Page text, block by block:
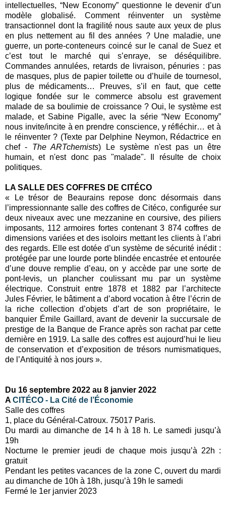
intellectuelles, “New Economy” questionne le devenir d’un
modèle globalisé. Comment réinventer un système
transactionnel dont la fragilité nous saute aux yeux de plus
en plus nettement au fil des années ? Une maladie, une
guerre, un porte-conteneurs coincé sur le canal de Suez et
c’est tout le marché qui s’enraye, se déséquilibre.
Commandes annulées, retards de livraison, pénuries : pas
de masques, plus de papier toilette ou d’huile de tournesol,
plus de médicaments… Preuves, s’il en faut, que cette
logique fondée sur le commerce absolu est gravement
malade de sa boulimie de croissance ? Oui, le système est
malade, et Sabine Pigalle, avec la série “New Economy”
nous invite/incite à en prendre conscience, y réfléchir… et à
le réinventer ? (Texte par Delphine Neymon, Rédactrice en
chef - The ARTchemists) Le système n'est pas un être
humain, et n'est donc pas "malade". Il résulte de choix
politiques.
LA SALLE DES COFFRES DE CITÉCO
« Le trésor de Beaurains repose donc désormais dans
l’impressionnante salle des coffres de Citéco, configurée sur
deux niveaux avec une mezzanine en coursive, des piliers
imposants, 112 armoires fortes contenant 3 874 coffres de
dimensions variées et des isoloirs mettant les clients à l’abri
des regards. Elle est dotée d’un système de sécurité inédit :
protégée par une lourde porte blindée encastrée et entourée
d’une douve remplie d’eau, on y accède par une sorte de
pont-levis, un plancher coulissant mu par un système
électrique. Construit entre 1878 et 1882 par l’architecte
Jules Février, le bâtiment a d’abord vocation à être l’écrin de
la riche collection d’objets d’art de son propriétaire, le
banquier Émile Gaillard, avant de devenir la succursale de
prestige de la Banque de France après son rachat par cette
dernière en 1919. La salle des coffres est aujourd’hui le lieu
de conservation et d’exposition de trésors numismatiques,
de l’Antiquité à nos jours ».
Du 16 septembre 2022 au 8 janvier 2022
A CITÉCO - La Cité de l’Économie
Salle des coffres
1, place du Général-Catroux. 75017 Paris.
Du mardi au dimanche de 14 h à 18 h. Le samedi jusqu’à
19h
Nocturne le premier jeudi de chaque mois jusqu’à 22h :
gratuit
Pendant les petites vacances de la zone C, ouvert du mardi
au dimanche de 10h à 18h, jusqu’à 19h le samedi
Fermé le 1er janvier 2023